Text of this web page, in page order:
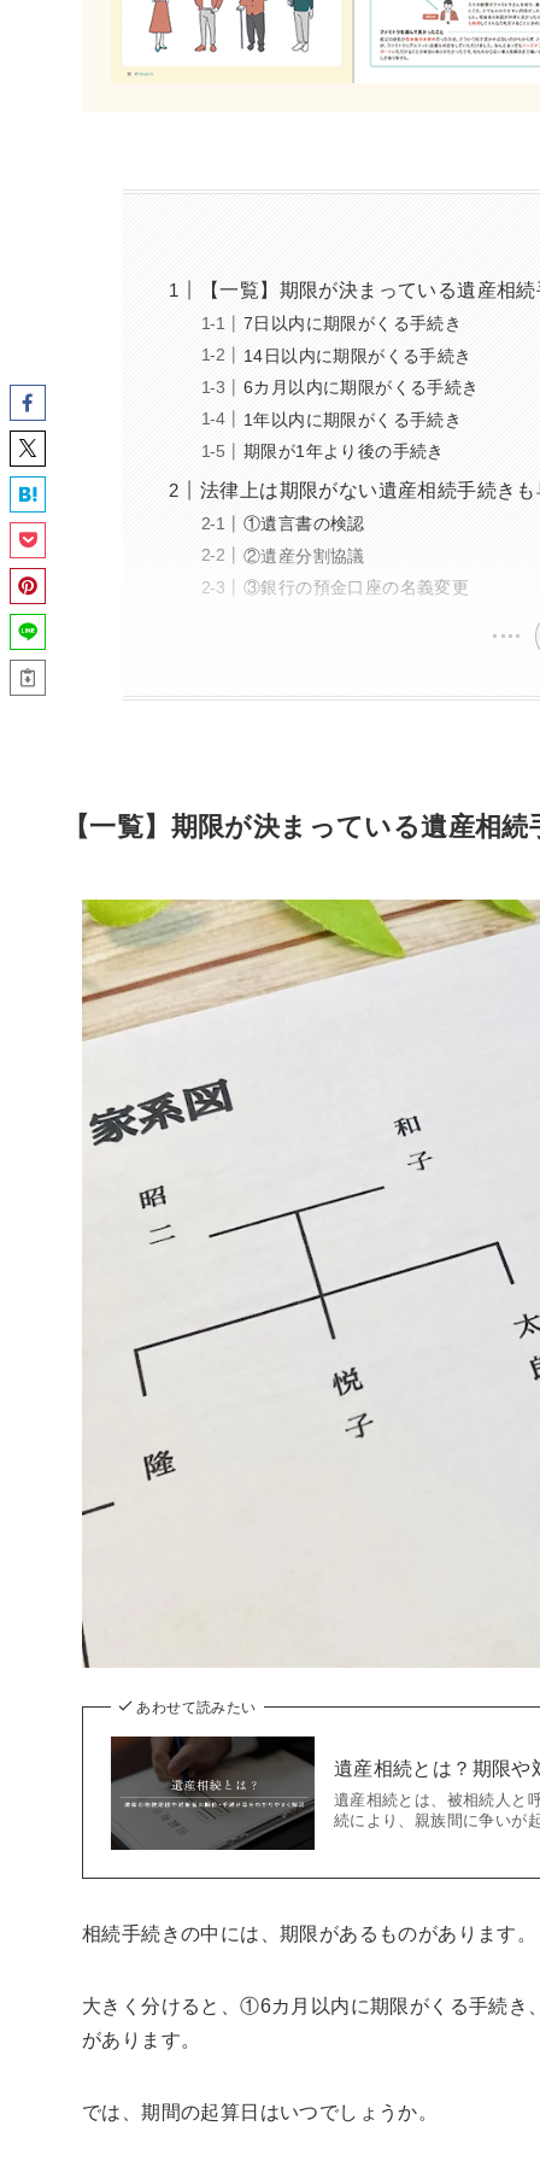
【一覧】期限が決まっている遺産相
7日以内に期限がくる手続き
14日以内に期限がくる手続き
6カ月以内に期限がくる手続き
1年以内に期限がくる手続き
期限が1年より後の手続き
法律上は期限がない遺産相続手続き
①遺言書の検認
②遺産分割協議
③銀行の預金口座の名義変更
【一覧】期限が決まっている遺産相続
あわせて読みたい
遺産相続とは？期限や
遺産相続とは、被相続人と
続により、親族間に争いが
相続手続きの中には、期限があるものがあります。
大きく分けると、①6カ月以内に期限がくる手続
があります。
では、期間の起算日はいつでしょうか。